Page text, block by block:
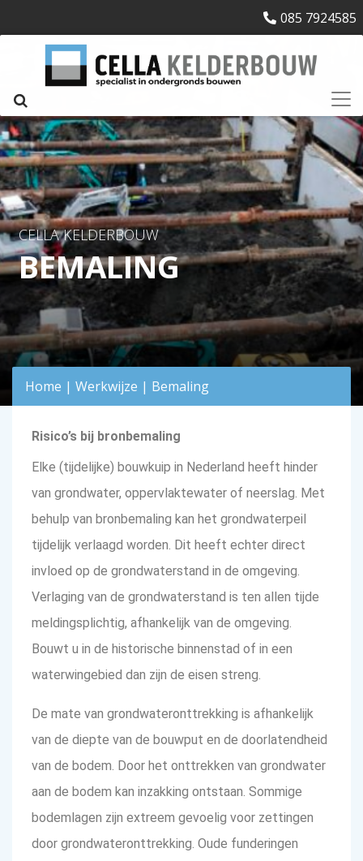
085 7924585
CELLA KELDERBOUW
BEMALING
Home | Werkwijze | Bemaling
Risico’s bij bronbemaling
Elke (tijdelijke) bouwkuip in Nederland heeft hinder
van grondwater, oppervlaktewater of neerslag. Met
behulp van bronbemaling kan het grondwaterpeil
tijdelijk verlaagd worden. Dit heeft echter direct
invloed op de grondwaterstand in de omgeving.
Verlaging van de grondwaterstand is ten allen tijde
meldingsplichtig, afhankelijk van de omgeving.
Bouwt u in de historische binnenstad of in een
waterwingebied dan zijn de eisen streng.
De mate van grondwateronttrekking is afhankelijk
van de diepte van de bouwput en de doorlatendheid
van de bodem. Door het onttrekken van grondwater
aan de bodem kan inzakking ontstaan. Sommige
bodemlagen zijn extreem gevoelig voor zettingen
door grondwateronttrekking. Oude funderingen